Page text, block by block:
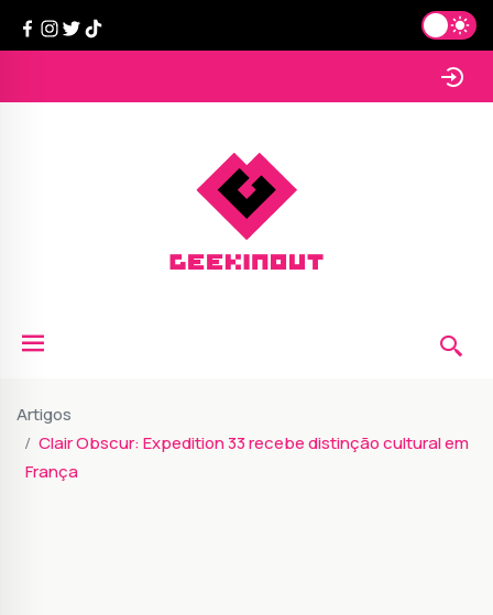
Artigos
Clair Obscur: Expedition 33 recebe distinção cultural em
França